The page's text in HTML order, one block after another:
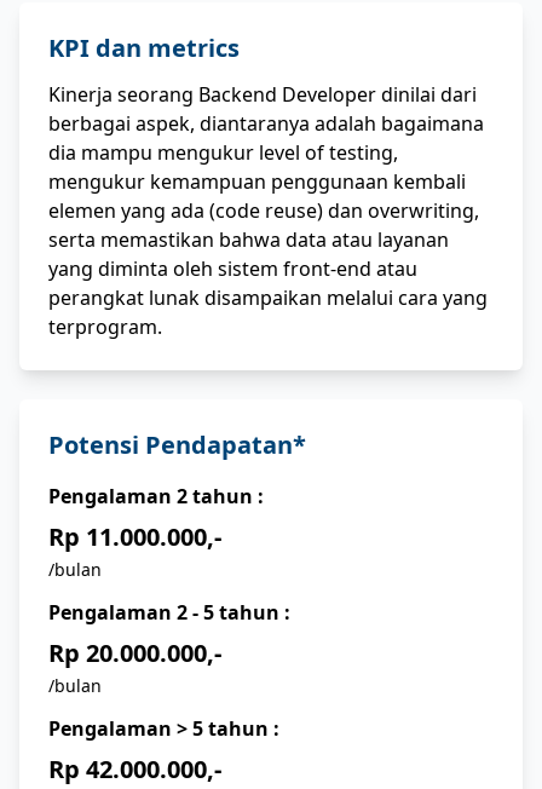
KPI dan metrics
Kinerja seorang Backend Developer dinilai dari
berbagai aspek, diantaranya adalah bagaimana
dia mampu mengukur level of testing,
mengukur kemampuan penggunaan kembali
elemen yang ada (code reuse) dan overwriting,
serta memastikan bahwa data atau layanan
yang diminta oleh sistem front-end atau
perangkat lunak disampaikan melalui cara yang
terprogram.
Potensi Pendapatan*
Pengalaman 2tahun :
Rp 11.000.000,-
/bulan
Pengalaman 2 - 5tahun :
Rp 20.000.000,-
/bulan
Pengalaman > 5tahun :
Rp 42.000.000,-